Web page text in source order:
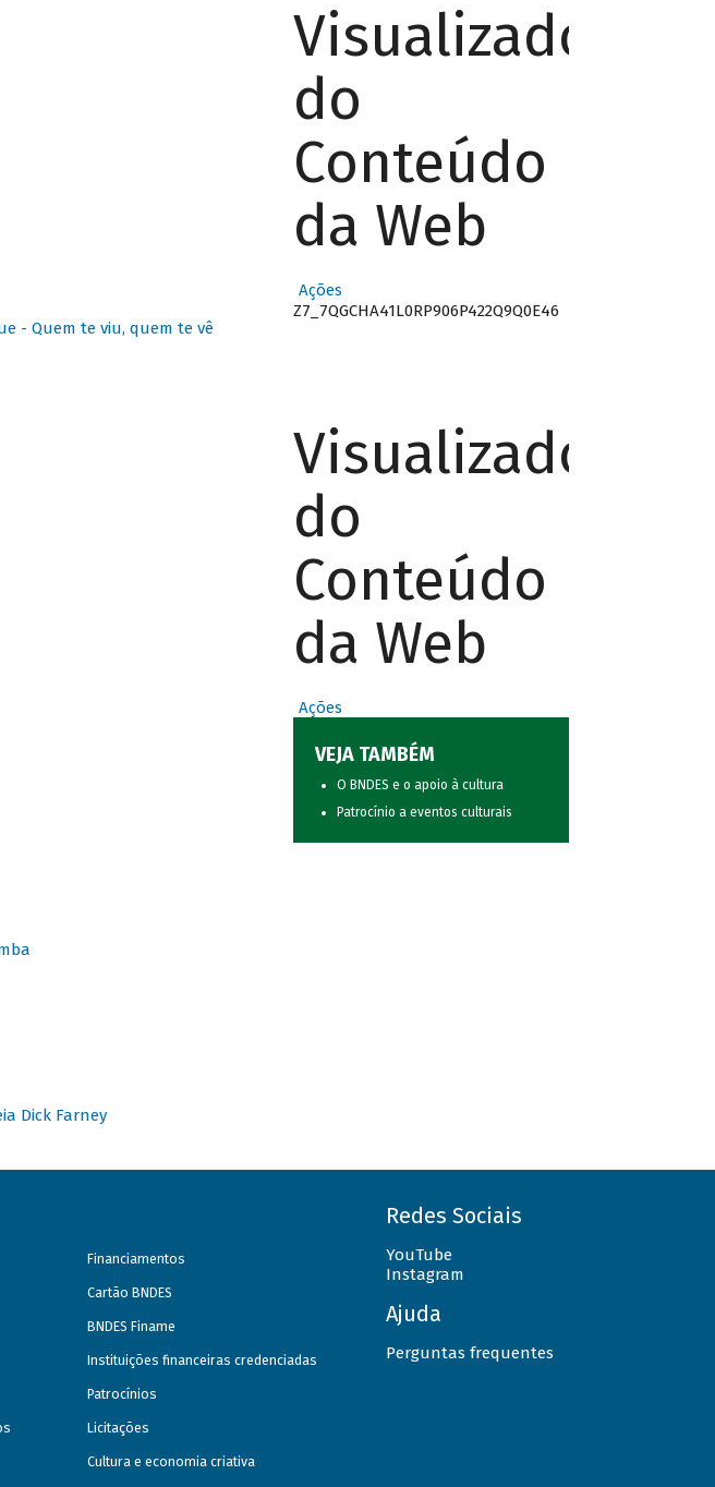
- Quem te viu, quem te vê
Dick Farney
Visualizador
do
Conteúdo
da Web
Ações
Z7_7QGCHA41L0RP906P422Q9Q0E46
Visualizador
do
Conteúdo
da Web
Ações
VEJA TAMBÉM
O BNDES e o apoio à cultura
Patrocínio a eventos culturais
Financiamentos
Cartão BNDES
BNDES Finame
Instituições financeiras credenciadas
Patrocínios
Licitações
Cultura e economia criativa
Redes Sociais
YouTube
Instagram
Ajuda
Perguntas frequentes